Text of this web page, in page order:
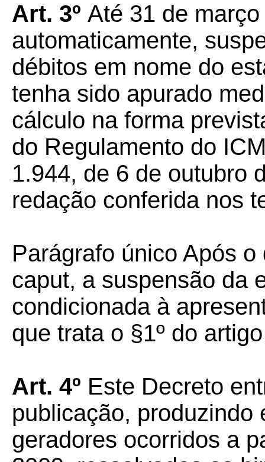
Art. 3º Até 31 de
automaticamente,
débitos em nome do
tenha sido apurado
cálculo na forma
do Regulamento do
1.944, de 6 de outubro
redação conferida nos
Parágrafo único Após
caput, a suspensão da
condicionada à
que trata o §1º do
Art. 4º Este Decreto
publicação, produzindo
geradores ocorridos a